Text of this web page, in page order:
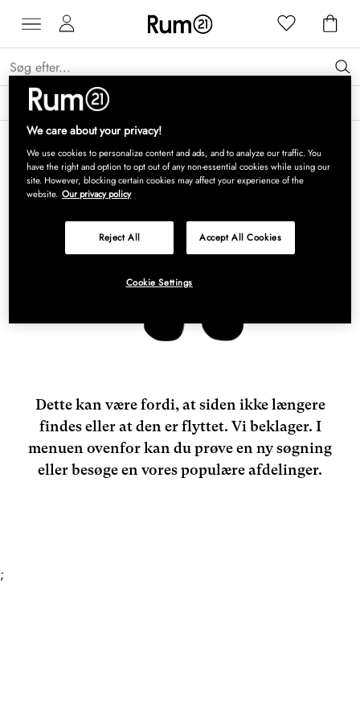
Få 15 % på Grythyttan Stålmöbler* →
Dette kan være fordi, at siden ikke længere
findes eller at den er flyttet. Vi beklager. I
menuen ovenfor kan du prøve en ny søgning
eller besøge en vores populære afdelinger.
;
We care about your privacy!
We use cookies to personalize content and ads, and to analyze our traffic. You
have the right and option to opt out of any non-essential cookies while using our
site. However, blocking certain cookies may affect your experience of the
website. Our privacy policy
Reject All Accept All Cookies
Cookie Settings